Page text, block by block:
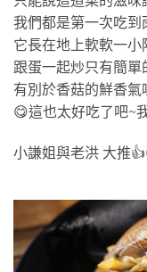
我們都是第一次吃到
它長在地上軟軟一
跟蛋一起炒只有簡單
有別於香菇的鮮香
😋這也太好吃了吧~
小謙姐與老洪 大推